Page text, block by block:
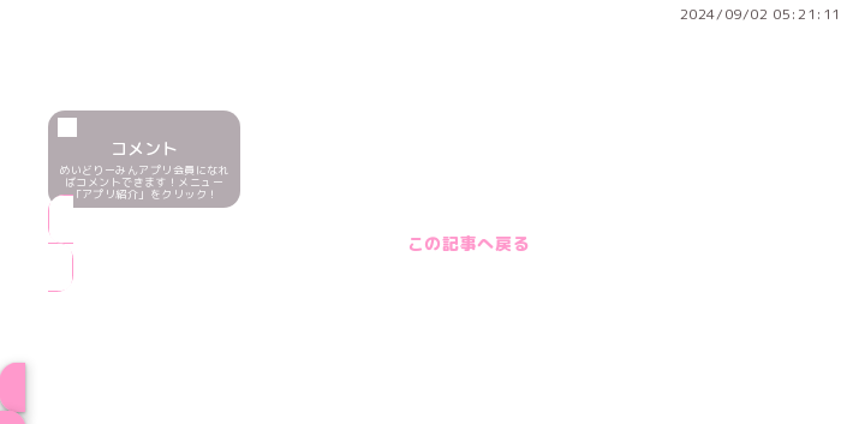
2024/09/02 05:21:11
コメント
めいどりーみんアプリ会員になれ
ばコメントできます！メニュー
「アプリ紹介」をクリック！
この記事へ戻る